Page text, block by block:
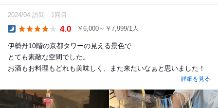
2024/04 訪問 1回目
4.0 ￥6,000～￥7,999/1人
伊勢丹10階の京都タワーの見える景色で
とても素敵な空間でした。
お酒もお料理もどれも美味しく、また来たいなぁと思いました！
詳細を見る